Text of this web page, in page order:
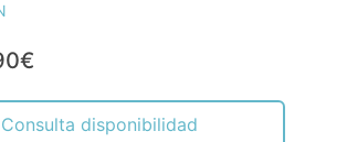
Consulta disponibilidad